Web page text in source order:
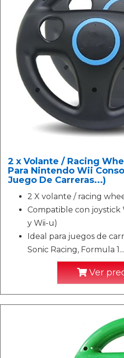
2 x Volante / Racing
Para Nintendo Wii
Juego De Carreras...)
2 X volante / racing
Compatible con joystick
y Wii-u)
Ideal para juegos de
Sonic Racing, Formula 1...
Ver